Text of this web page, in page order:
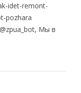
idet-remont-
pozhara
Мы в